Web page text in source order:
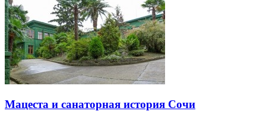
Мацеста и санаторная история Сочи